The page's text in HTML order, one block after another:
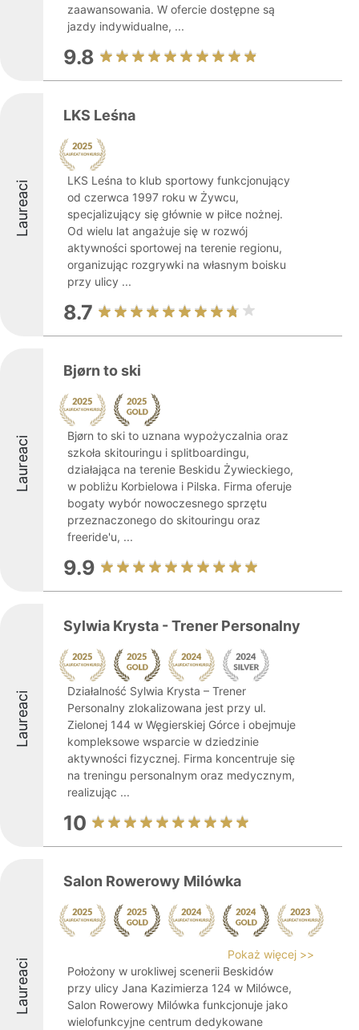
zaawansowania. W ofercie dostępne są
jazdy indywidualne, ...
9.8
Laureaci
LKS Leśna
LKS Leśna to klub sportowy funkcjonujący
od czerwca 1997 roku w Żywcu,
specjalizujący się głównie w piłce nożnej.
Od wielu lat angażuje się w rozwój
aktywności sportowej na terenie regionu,
organizując rozgrywki na własnym boisku
przy ulicy ...
8.7
Laureaci
Bjørn to ski
Bjørn to ski to uznana wypożyczalnia oraz
szkoła skitouringu i splitboardingu,
działająca na terenie Beskidu Żywieckiego,
w pobliżu Korbielowa i Pilska. Firma oferuje
bogaty wybór nowoczesnego sprzętu
przeznaczonego do skitouringu oraz
freeride'u, ...
9.9
Laureaci
Sylwia Krysta - Trener Personalny
Działalność Sylwia Krysta – Trener
Personalny zlokalizowana jest przy ul.
Zielonej 144 w Węgierskiej Górce i obejmuje
kompleksowe wsparcie w dziedzinie
aktywności fizycznej. Firma koncentruje się
na treningu personalnym oraz medycznym,
realizując ...
10
Laureaci
Salon Rowerowy Milówka
Pokaż więcej >>
Położony w urokliwej scenerii Beskidów
przy ulicy Jana Kazimierza 124 w Milówce,
Salon Rowerowy Milówka funkcjonuje jako
wielofunkcyjne centrum dedykowane